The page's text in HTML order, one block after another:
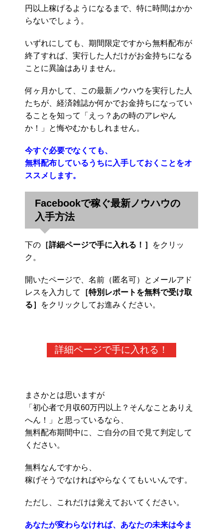
円以上稼げるようになるまで、特に時間はかか
らないでしょう。
いずれにしても、期間限定ですから無料配布が
終了すれば、実行した人だけがお金持ちになる
ことに異論はありません。
何ヶ月かして、この最新ノウハウを実行した人
たちが、経済雑誌か何かでお金持ちになってい
ることを知って「えっ？あの時のアレやん
か！」と悔やむかもしれません。
今すぐ必要でなくても、
無料配布しているうちに入手しておくことをオ
ススメします。
Facebookで稼ぐ最新ノウハウの
入手方法
下の ［詳細ページで手に入れる！］
をクリッ
ク。
開いたページで、名前（匿名可）とメールアド
レスを入力して
［特別レポートを無料で受け取
る］
をクリックしてお進みください。
詳細ページで手に入れる！
まさかとは思いますが
「初心者で月収60万円以上？そんなことありえ
へん！」と思っているなら、
無料配布期間中に、ご自分の目で見て判定して
ください。
無料なんですから、
稼げそうでなければやらなくてもいいんです。
ただし、これだけは覚えておいてください。
あなたが変わらなければ、あなたの未来は今ま